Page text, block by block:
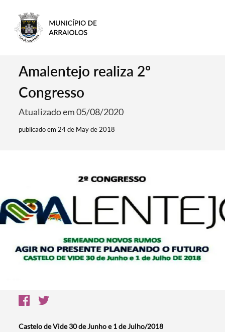
Amalentejo realiza 2º
Congresso
Atualizado em 05/08/2020
publicado em 24 de May de 2018
Castelo de Vide 30 de Junho e 1 de Julho/2018